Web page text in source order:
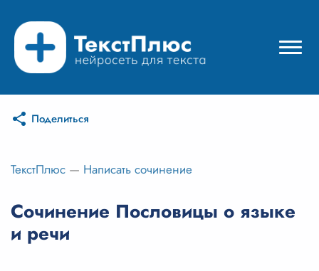
Режимы нейросети
Цены
Вход
Вход с Telegram
Поделиться
ТекстПлюс — Написать сочинение
Сочинение Пословицы о языке
и речи